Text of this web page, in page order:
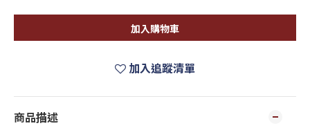
加入購物車
加入追蹤清單
商品描述